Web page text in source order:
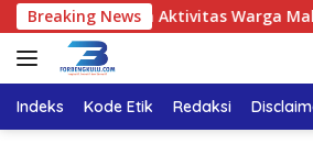
Langsung
ke
konten
Breaking News
Pastikan Aktivitas Warga Malam
Indeks Kode Etik Redaksi